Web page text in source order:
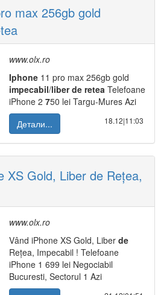
max 256gb gold
www.olx.ro
Iphone 11 pro max 256gb gold
impecabil/liber de retea Telefoane
iPhone 2 750 lei Targu-Mures Azi
Детали...
18.12|11:03
XS Gold, Liber de Rețea,
www.olx.ro
Vând iPhone XS Gold, Liber de
Rețea, Impecabil ! Telefoane
iPhone 1 699 lei Negociabil
Bucuresti, Sectorul 1 Azi